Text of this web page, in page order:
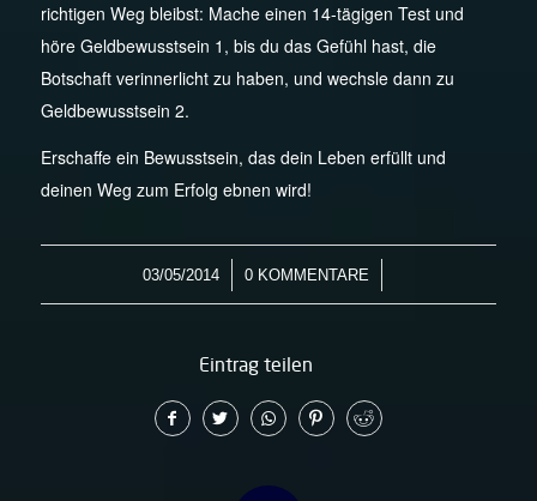
richtigen Weg bleibst: Mache einen 14-tägigen Test und
höre Geldbewusstsein 1, bis du das Gefühl hast, die
Botschaft verinnerlicht zu haben, und wechsle dann zu
Geldbewusstsein 2.
Erschaffe ein Bewusstsein, das dein Leben erfüllt und
deinen Weg zum Erfolg ebnen wird!
03/05/2014
/ 0 KOMMENTARE
/
Eintrag teilen